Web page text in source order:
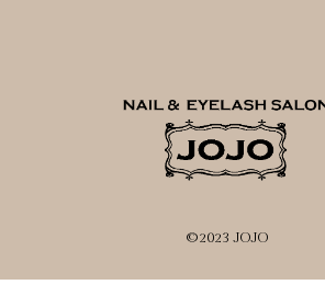
©2023 JOJO